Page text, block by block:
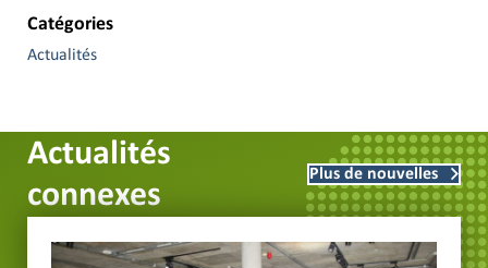
Catégories
Actualités
Actualités
connexes
Plus de nouvelles